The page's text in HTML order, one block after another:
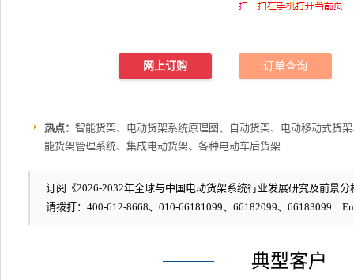
网上订购 订单查询
热点： 智能货架、电动货架系统原理图、自动货架、电动移动式货
能货架管理系统、集成电动货架、各种电动车后货架
订阅《2026-2032年全球与中国电动货架系统行业发展研究及前景
请拨打：400-612-8668、010-66181099、66182099、66183099
典型客户